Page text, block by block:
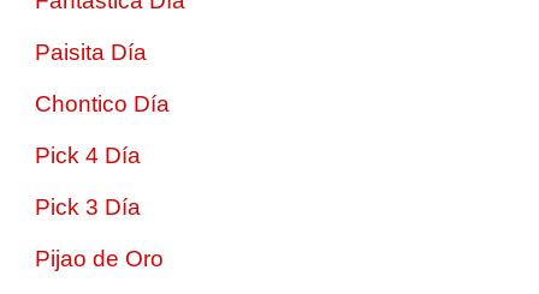
Paisita Día
Chontico Día
Pick 4 Día
Pick 3 Día
Pijao de Oro